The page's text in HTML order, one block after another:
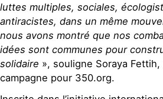
luttes multiples, sociales,
antiracistes, dans un même
nous avons montré que nos
idées sont communes pour
solidaire », souligne Soraya
campagne pour 350.org.